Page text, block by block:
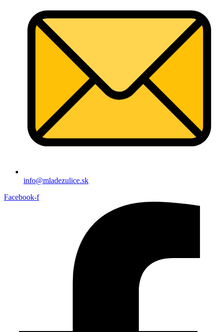
info@mladezulice.sk
Facebook-f